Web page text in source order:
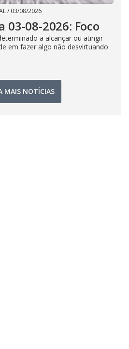
/ 03/08/2026
03-08-2026: Foco
a alcançar ou atingir
em fazer algo não desvirtuando
MAIS NOTÍCIAS